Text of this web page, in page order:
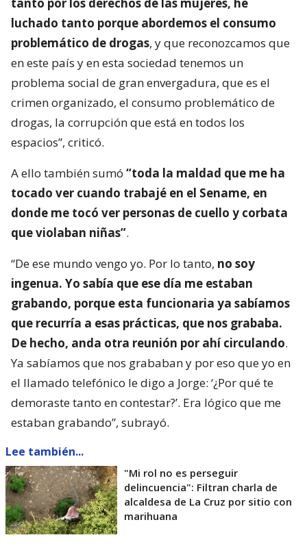
tanto por los derechos de las mujeres, he
luchado tanto porque abordemos el consumo
problemático de drogas, y que reconozcamos que
en este país y en esta sociedad tenemos un
problema social de gran envergadura, que es el
crimen organizado, el consumo problemático de
drogas, la corrupción que está en todos los
espacios”, criticó.
A ello también sumó “toda la maldad que me ha
tocado ver cuando trabajé en el Sename, en
donde me tocó ver personas de cuello y corbata
que violaban niñas”.
“De ese mundo vengo yo. Por lo tanto, no soy
ingenua. Yo sabía que ese día me estaban
grabando, porque esta funcionaria ya sabíamos
que recurría a esas prácticas, que nos grababa.
De hecho, anda otra reunión por ahí circulando.
Ya sabíamos que nos grababan y por eso que yo en
el llamado telefónico le digo a Jorge: ‘¿Por qué te
demoraste tanto en contestar?’. Era lógico que me
estaban grabando”, subrayó.
Lee también...
"Mi rol no es perseguir
delincuencia": Filtran charla de
alcaldesa de La Cruz por sitio con
marihuana